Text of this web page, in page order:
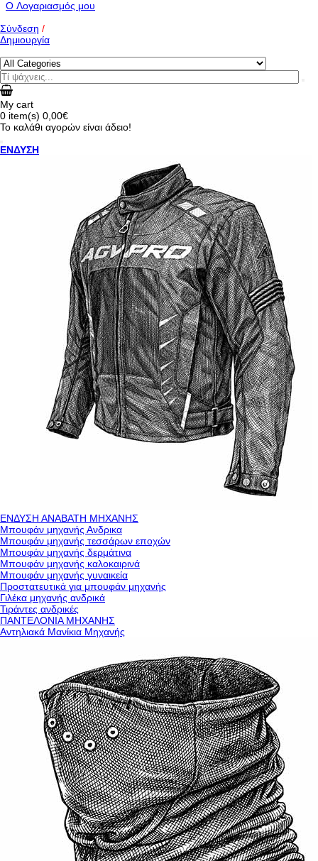
O Λογαριασμός μου
Σύνδεση /
Δημιουργία
My cart
0 item(s) 0,00€
Το καλάθι αγορών είναι άδειο!
ΕΝΔΥΣΗ
ΕΝΔΥΣΗ ΑΝΑΒΑΤΗ ΜΗΧΑΝΗΣ
Μπουφάν μηχανής Ανδρικα
Μπουφάν μηχανής τεσσάρων εποχών
Μπουφάν μηχανής δερμάτινα
Μπουφάν μηχανής καλοκαιρινά
Μπουφάν μηχανής γυναικεία
Προστατευτικά για μπουφάν μηχανής
Γιλέκα μηχανής ανδρικά
Τιράντες ανδρικές
ΠΑΝΤΕΛΟΝΙΑ ΜΗΧΑΝΗΣ
Αντηλιακά Μανίκια Μηχανής